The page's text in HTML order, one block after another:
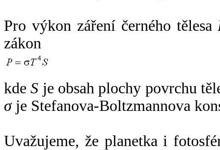
Pro výkon záření černého tělesa
zákon
kdeS je obsah plochy povrchu
σje Stefanova-Boltzmannova
Uvažujeme, že planetka i